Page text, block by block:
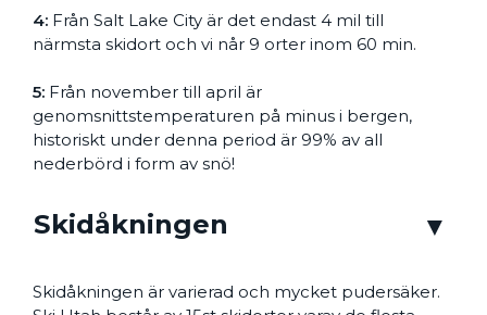
4: Från Salt Lake City är det endast 4 mil till
närmsta skidort och vi når 9 orter inom 60 min.
5: Från november till april är
genomsnittstemperaturen på minus i bergen,
historiskt under denna period är 99% av all
nederbörd i form av snö!
Skidåkningen
Skidåkningen är varierad och mycket pudersäker.